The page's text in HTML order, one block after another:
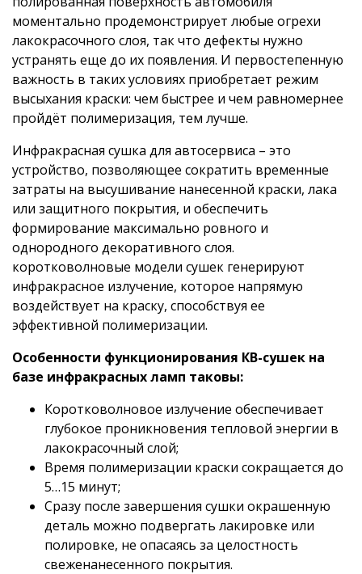
моментально продемонстрирует любые огрехи
лакокрасочного слоя, так что дефекты нужно
устранять еще до их появления. И первостепенную
важность в таких условиях приобретает режим
высыхания краски: чем быстрее и чем равномернее
пройдёт полимеризация, тем лучше.
Инфракрасная сушка для автосервиса – это
устройство, позволяющее сократить временные
затраты на высушивание нанесенной краски, лака
или защитного покрытия, и обеспечить
формирование максимально ровного и
однородного декоративного слоя.
коротковолновые модели сушек генерируют
инфракрасное излучение, которое напрямую
воздействует на краску, способствуя ее
эффективной полимеризации.
Особенности функционирования КВ-сушек на
базе инфракрасных ламп таковы:
Коротковолновое излучение обеспечивает
глубокое проникновения тепловой энергии в
лакокрасочный слой;
Время полимеризации краски сокращается до
5…15 минут;
Сразу после завершения сушки окрашенную
деталь можно подвергать лакировке или
полировке, не опасаясь за целостность
свеженанесенного покрытия.